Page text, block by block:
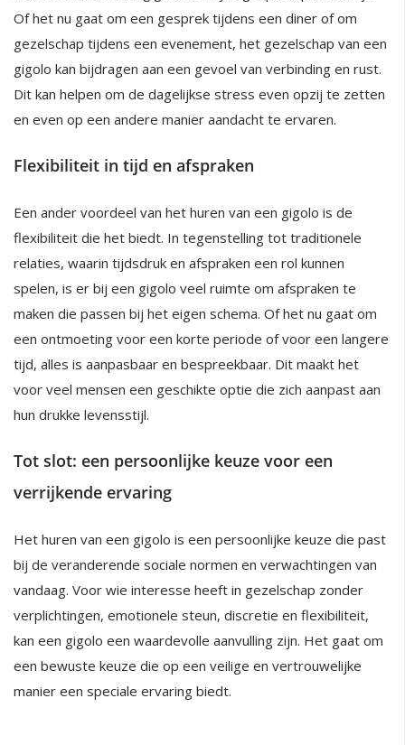
Of het nu gaat om een gesprek tijdens een diner of om
gezelschap tijdens een evenement, het gezelschap van een
gigolo kan bijdragen aan een gevoel van verbinding en rust.
Dit kan helpen om de dagelijkse stress even opzij te zetten
en even op een andere manier aandacht te ervaren.
Flexibiliteit in tijd en afspraken
Een ander voordeel van het huren van een gigolo is de
flexibiliteit die het biedt. In tegenstelling tot traditionele
relaties, waarin tijdsdruk en afspraken een rol kunnen
spelen, is er bij een gigolo veel ruimte om afspraken te
maken die passen bij het eigen schema. Of het nu gaat om
een ontmoeting voor een korte periode of voor een langere
tijd, alles is aanpasbaar en bespreekbaar. Dit maakt het
voor veel mensen een geschikte optie die zich aanpast aan
hun drukke levensstijl.
Tot slot: een persoonlijke keuze voor een
verrijkende ervaring
Het huren van een gigolo is een persoonlijke keuze die past
bij de veranderende sociale normen en verwachtingen van
vandaag. Voor wie interesse heeft in gezelschap zonder
verplichtingen, emotionele steun, discretie en flexibiliteit,
kan een gigolo een waardevolle aanvulling zijn. Het gaat om
een bewuste keuze die op een veilige en vertrouwelijke
manier een speciale ervaring biedt.